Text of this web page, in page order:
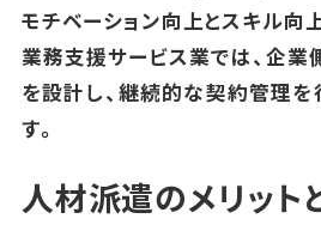
モチベーション向上とスキル向
業務支援サービス業では、企業
を設計し、継続的な契約管理を
す。
人材派遣のメリット